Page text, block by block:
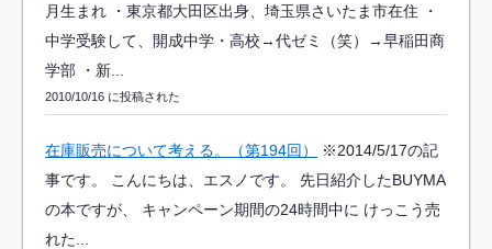
月生まれ ・東京都大田区出身、埼玉県さいたま市在住 ・
中学受験して、開成中学・高校→代ゼミ（笑）→早稲田商
学部 ・新...
2010/10/16 に投稿された
在庫販売について考える。（第194回）
※2014/5/17の記
事です。 こんにちは、エスノです。 先日紹介したBUYMA
の本ですが、 キャンペーン期間の24時間中に けっこう売
れた...